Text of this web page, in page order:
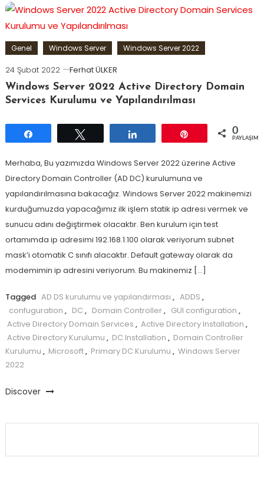
Genel Windows Server Windows Server 2022
24 Şubat 2022
Ferhat ÜLKER
Windows Server 2022 Active Directory Domain
Services Kurulumu ve Yapılandırılması
0
Merhaba, Bu yazımızda Windows Server 2022 üzerine Active
Directory Domain Controller (AD DC) kurulumuna ve
yapılandırılmasına bakacağız. Windows Server 2022 makinemizi
kurduğumuzda yapacağımız ilk işlem statik ip adresi vermek ve
sunucu adını değiştirmek olacaktır. Ben kurulum için test
ortamımda ip adresimi 192.168.1.100 olarak veriyorum subnet
mask’i otomatik C sınıfı alacaktır. Default gateway olarak da
modemimin ip adresini veriyorum. Bu makinemiz […]
Tagged AD DS kurulumu ve yapılandırması , ADDS ,
confuguration , DC , Domain Controller, GUI configuration ,
Active Directory Domain Services , Active Directory Installation ,
Active Directory Kurulumu , DC Installation , Domain Controller
Kurulumu , Microsoft, Primary DC Kurulumu , Windows Server
2022
Discover